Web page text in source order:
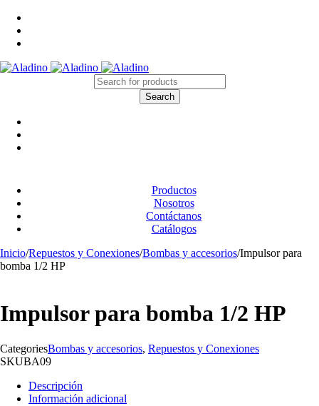
Productos
Nosotros
Contáctanos
Catálogos
Inicio/Repuestos y Conexiones/Bombas y accesorios/Impulsor para
bomba 1/2 HP
Impulsor para bomba 1/2 HP
CategoriesBombas y accesorios, Repuestos y Conexiones
SKUBA09
Descripción
Información adicional